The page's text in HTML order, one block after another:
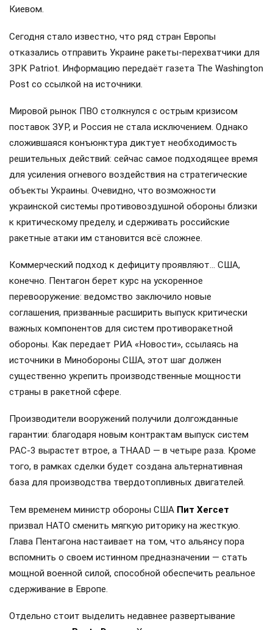
Киевом.
Сегодня стало известно, что ряд стран Европы
отказались отправить Украине ракеты-перехватчики для
ЗРК Patriot. Информацию передаёт газета The Washington
Post со ссылкой на источники.
Мировой рынок ПВО столкнулся с острым кризисом
поставок ЗУР, и Россия не стала исключением. Однако
сложившаяся конъюнктура диктует необходимость
решительных действий: сейчас самое подходящее время
для усиления огневого воздействия на стратегические
объекты Украины. Очевидно, что возможности
украинской системы противовоздушной обороны близки
к критическому пределу, и сдерживать российские
ракетные атаки им становится всё сложнее.
Коммерческий подход к дефициту проявляют… США,
конечно. Пентагон берет курс на ускоренное
перевооружение: ведомство заключило новые
соглашения, призванные расширить выпуск критически
важных компонентов для систем противоракетной
обороны. Как передает РИА «Новости», ссылаясь на
источники в Минобороны США, этот шаг должен
существенно укрепить производственные мощности
страны в ракетной сфере.
Производители вооружений получили долгожданные
гарантии: благодаря новым контрактам выпуск систем
PAC-3 вырастет втрое, а THAAD — в четыре раза. Кроме
того, в рамках сделки будет создана альтернативная
база для производства твердотопливных двигателей.
Тем временем министр обороны США Пит Хегсет
призвал НАТО сменить мягкую риторику на жесткую.
Глава Пентагона настаивает на том, что альянсу пора
вспомнить о своем истинном предназначении — стать
мощной военной силой, способной обеспечить реальное
сдерживание в Европе.
Отдельно стоит выделить недавнее развертывание